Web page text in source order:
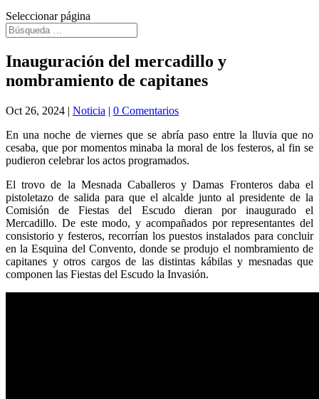
Seleccionar página
Inauguración del mercadillo y
nombramiento de capitanes
Oct 26, 2024 | Noticia | 0 Comentarios
En una noche de viernes que se abría paso entre la lluvia que no
cesaba, que por momentos minaba la moral de los festeros, al fin se
pudieron celebrar los actos programados.
El trovo de la Mesnada Caballeros y Damas Fronteros daba el
pistoletazo de salida para que el alcalde junto al presidente de la
Comisión de Fiestas del Escudo dieran por inaugurado el
Mercadillo. De este modo, y acompañados por representantes del
consistorio y festeros, recorrían los puestos instalados para concluir
en la Esquina del Convento, donde se produjo el nombramiento de
capitanes y otros cargos de las distintas kábilas y mesnadas que
componen las Fiestas del Escudo la Invasión.